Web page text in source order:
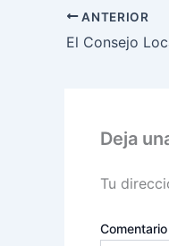
ANTERIOR
Deja
Tu
Comentario